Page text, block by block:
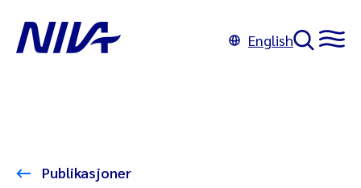
English
Publikasjoner